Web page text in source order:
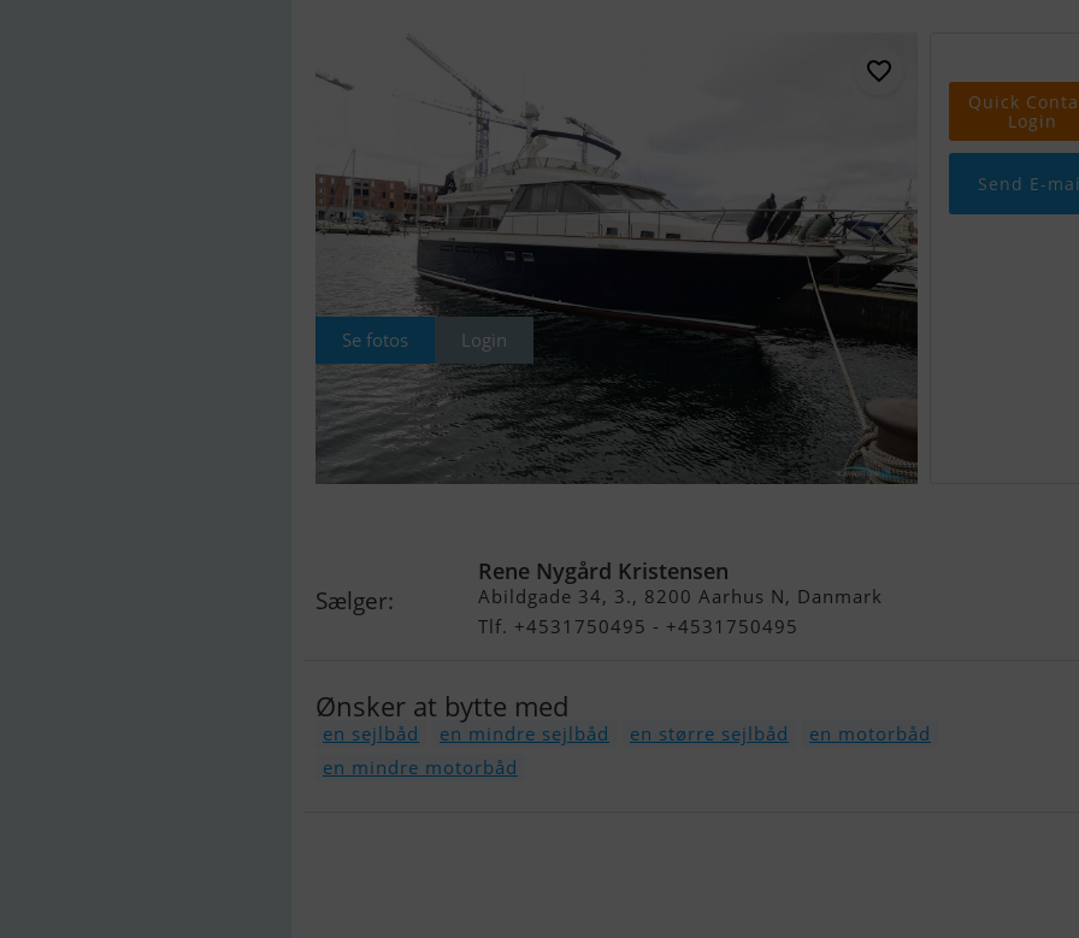
Se fotos Login
Quick
Login
Send E-
Sælger:
Rene Nygård Kristensen
Abildgade 34, 3., 8200 Aarhus N, Danmark
Tlf. +4531750495 - +4531750495
Ønsker at bytte med
en sejlbåd en mindre sejlbåd en større sejlbåd
en motorbåd
en mindre motorbåd